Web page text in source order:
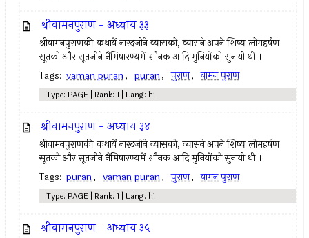
श्रीवामनपुराण - अध्याय ३३
श्रीवामनपुराणकी कथायें नारदजीने व्यासको, व्यासने अपने शिष्य लोमहर्षण
सूतको और सूतजीने नैमिषारण्यमें शौनक आदि मुनियोंको सुनायी थी ।
Tags: vaman puran, puran, पुराण, वामन पुराण
Type: PAGE | Rank: 1 | Lang: hi
श्रीवामनपुराण - अध्याय ३४
श्रीवामनपुराणकी कथायें नारदजीने व्यासको, व्यासने अपने शिष्य लोमहर्षण
सूतको और सूतजीने नैमिषारण्यमें शौनक आदि मुनियोंको सुनायी थी ।
Tags: puran, vaman puran, पुराण, वामन पुराण
Type: PAGE | Rank: 1 | Lang: hi
श्रीवामनपुराण - अध्याय ३५